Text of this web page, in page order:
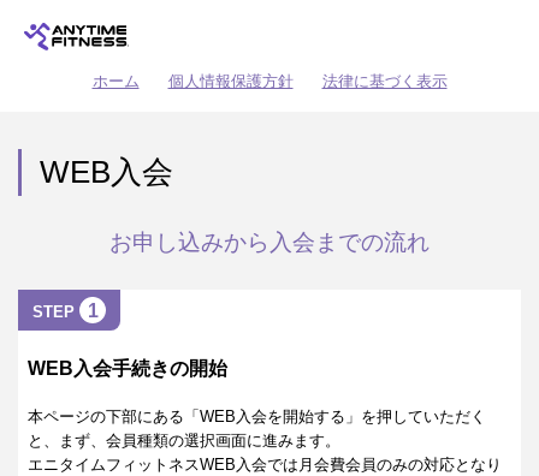
ホーム 個人情報保護方針 法律に基づく表示
WEB入会
お申し込みから入会までの流れ
STEP 1
WEB入会手続きの開始
本ページの下部にある「WEB入会を開始する」を押していただく
と、まず、会員種類の選択画面に進みます。
エニタイムフィットネスWEB入会では月会費会員のみの対応となり